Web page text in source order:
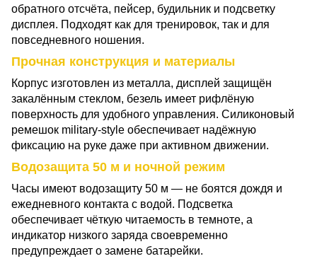
обратного отсчёта, пейсер, будильник и подсветку
дисплея. Подходят как для тренировок, так и для
повседневного ношения.
Прочная конструкция и материалы
Корпус изготовлен из металла, дисплей защищён
закалённым стеклом, безель имеет рифлёную
поверхность для удобного управления. Силиконовый
ремешок military-style обеспечивает надёжную
фиксацию на руке даже при активном движении.
Водозащита 50 м и ночной режим
Часы имеют водозащиту 50 м — не боятся дождя и
ежедневного контакта с водой. Подсветка
обеспечивает чёткую читаемость в темноте, а
индикатор низкого заряда своевременно
предупреждает о замене батарейки.